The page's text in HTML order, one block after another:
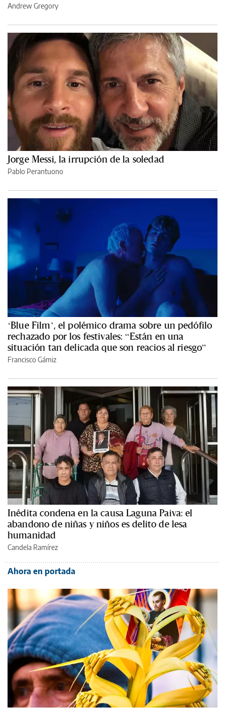
Andrew Gregory
Jorge Messi, la irrupción de la soledad
Pablo Perantuono
‘Blue Film’, el polémico drama sobre un pedófilo
rechazado por los festivales: “Están en una
situación tan delicada que son reacios al riesgo”
Francisco Gámiz
Inédita condena en la causa Laguna Paiva: el
abandono de niñas y niños es delito de lesa
humanidad
Candela Ramírez
Ahora en portada